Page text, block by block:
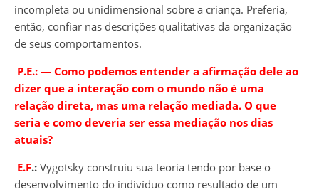
incompleta ou unidimensional sobre a criança. Preferia,
então, confiar nas descrições qualitativas da organização
de seus comportamentos.
P.E.: ― Como podemos entender a afirmação dele ao
dizer que a interação com o mundo não é uma
relação direta, mas uma relação mediada. O que
seria e como deveria ser essa mediação nos dias
atuais?
E.F.: Vygotsky construiu sua teoria tendo por base o
desenvolvimento do indivíduo como resultado de um